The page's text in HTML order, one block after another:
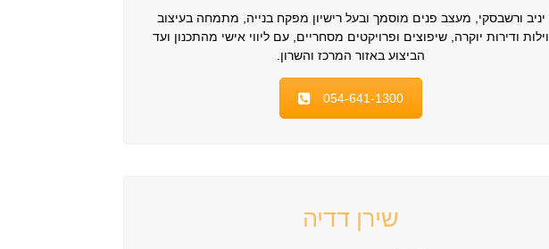
יניב ורשבסקי, מעצב פנים מוסמך ובעל רישיון מפקח בנייה, מתמחה בעיצוב
וילות ודירות יוקרה, שיפוצים ופרויקטים מסחריים, עם ליווי אישי מהתכנון ועד
הביצוע באזור המרכז והשרון.
054-641-1300
שירן דדיה